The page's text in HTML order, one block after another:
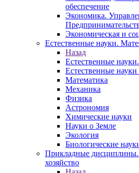
обеспечение
Экономика.
Экономическая и
Естественные науки.
Назад
Естественные
Естественные
Математика
Механика
Физика
Астрономия
Химические науки
Науки о Земле
Экология
Биологические
Прикладные дисциплины.
хозяйство